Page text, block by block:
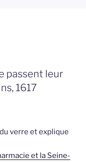
passent leur
1617
verre et explique
et la Seine-